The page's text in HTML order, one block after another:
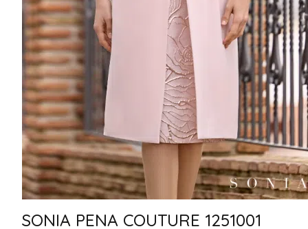
SONIA PENA COUTURE 1251001